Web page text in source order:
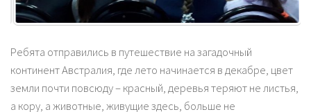
Ребята отправились в путешествие на загадочный
континент Австралия, где лето начинается в декабре, цвет
земли почти повсюду – красный, деревья теряют не листья,
а кору, а животные, живущие здесь, больше не